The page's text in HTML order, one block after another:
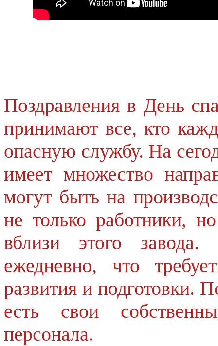
Поздравления в День
принимают все, кто
опасную службу. На
имеет множество
могут быть на
не только работники,
вблизи этого завода.
ежедневно, что
развития и подготовки.
есть свои
персонала.